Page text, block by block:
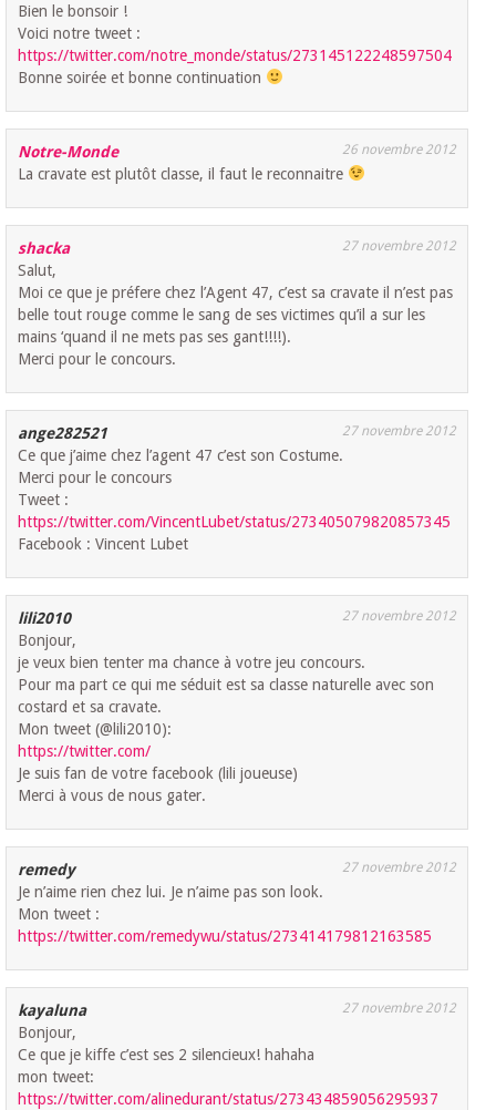
Bien le bonsoir !
Voici notre tweet :
https://twitter.com/notre_monde/status/273145122248597504
Bonne soirée et bonne continuation
Notre-Monde 26 novembre 2012
La cravate est plutôt classe, il faut le reconnaitre
shacka 27 novembre 2012
Salut,
Moi ce que je préfere chez l’Agent 47, c’est sa cravate il n’est pas
belle tout rouge comme le sang de ses victimes qu’il a sur les
mains ‘quand il ne mets pas ses gant!!!!).
Merci pour le concours.
ange282521 27 novembre 2012
Ce que j’aime chez l’agent 47 c’est son Costume.
Merci pour le concours
Tweet :
https://twitter.com/VincentLubet/status/273405079820857345
Facebook : Vincent Lubet
lili2010 27 novembre 2012
Bonjour,
je veux bien tenter ma chance à votre jeu concours.
Pour ma part ce qui me séduit est sa classe naturelle avec son
costard et sa cravate.
Mon tweet (@lili2010):
https://twitter.com/
Je suis fan de votre facebook (lili joueuse)
Merci à vous de nous gater.
remedy 27 novembre 2012
Je n’aime rien chez lui. Je n’aime pas son look.
Mon tweet :
https://twitter.com/remedywu/status/273414179812163585
kayaluna 27 novembre 2012
Bonjour,
Ce que je kiffe c’est ses 2 silencieux! hahaha
mon tweet:
https://twitter.com/alinedurant/status/273434859056295937